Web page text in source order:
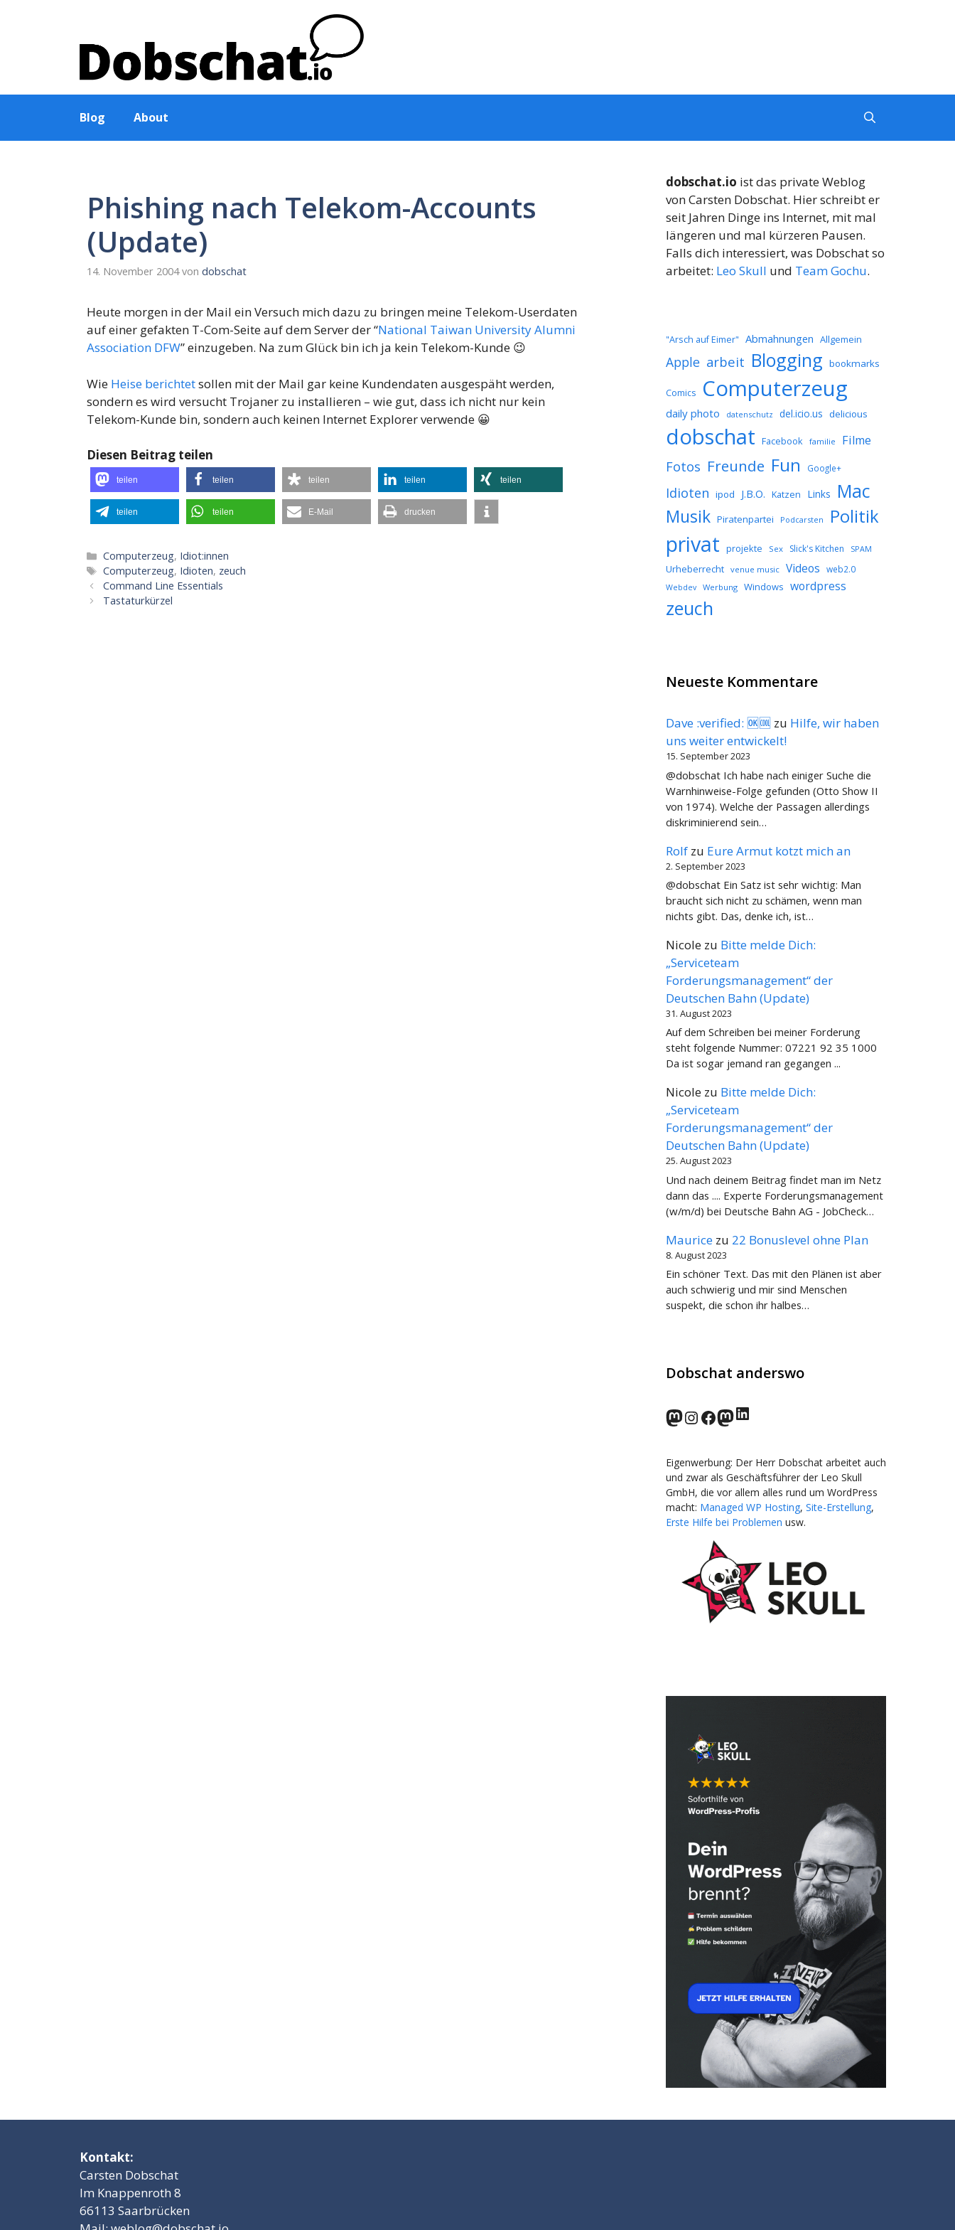
Blog About
Phishing nach Telekom-Accounts
(Update)
14. November 2004 von dobschat
Heute morgen in der Mail ein Versuch mich dazu zu bringen meine Telekom-Userdaten
auf einer gefakten T-Com-Seite auf dem Server der “National Taiwan University Alumni
Association DFW” einzugeben. Na zum Glück bin ich ja kein Telekom-Kunde 😉
Wie Heise berichtetsollen mit der Mail gar keine Kundendaten ausgespäht werden,
sondern es wird versucht Trojaner zu installieren – wie gut, dass ich nicht nur kein
Telekom-Kunde bin, sondern auch keinen Internet Explorer verwende 😀
Diesen Beitrag teilen
teilen teilen teilen teilen teilen
teilen teilen E-Mail drucken
Kategorien
Computerzeug, Idiot:innen
Schlagwörter
Computerzeug, Idioten, zeuch
Command Line Essentials
Tastaturkürzel
dobschat.io ist das private Weblog
von Carsten Dobschat. Hier schreibt er
seit Jahren Dinge ins Internet, mit mal
längeren und mal kürzeren Pausen.
Falls dich interessiert, was Dobschat so
arbeitet: Leo Skull und Team Gochu.
"Arsch auf Eimer" Abmahnungen Allgemein
Apple arbeit Blogging bookmarks
Comics Computerzeug
daily photo datenschutz del.icio.us delicious
dobschat Facebook familie Filme
Fotos Freunde Fun Google+
Idioten ipod J.B.O. Katzen Links Mac
Musik Piratenpartei Podcarsten Politik
privat projekte Sex Slick's Kitchen SPAM
Urheberrecht venue music Videos web2.0
Webdev Werbung Windows wordpress
zeuch
Neueste Kommentare
Dave :verified: 🆗🆒 zu Hilfe, wir haben
uns weiter entwickelt!
15. September 2023
@dobschat Ich habe nach einiger Suche die
Warnhinweise-Folge gefunden (Otto Show II
von 1974). Welche der Passagen allerdings
diskriminierend sein…
Rolf zu Eure Armut kotzt mich an
2. September 2023
@dobschat Ein Satz ist sehr wichtig: Man
braucht sich nicht zu schämen, wenn man
nichts gibt. Das, denke ich, ist…
Nicole zu Bitte melde Dich:
„Serviceteam
Forderungsmanagement“ der
Deutschen Bahn (Update)
31. August 2023
Auf dem Schreiben bei meiner Forderung
steht folgende Nummer: 07221 92 35 1000
Da ist sogar jemand ran gegangen ...
Nicole zu Bitte melde Dich:
„Serviceteam
Forderungsmanagement“ der
Deutschen Bahn (Update)
25. August 2023
Und nach deinem Beitrag findet man im Netz
dann das .... Experte Forderungsmanagement
(w/m/d) bei Deutsche Bahn AG - JobCheck…
Maurice zu 22 Bonuslevel ohne Plan
8. August 2023
Ein schöner Text. Das mit den Plänen ist aber
auch schwierig und mir sind Menschen
suspekt, die schon ihr halbes…
Dobschat anderswo
norden.social
Instagram
Facebook
wp-punks.social
LinkedIn
Eigenwerbung: Der Herr Dobschat arbeitet auch
und zwar als Geschäftsführer der Leo Skull
GmbH, die vor allem alles rund um WordPress
macht: Managed WP Hosting, Site-Erstellung,
Erste Hilfe bei Problemen usw.
Kontakt:
Carsten Dobschat
Im Knappenroth 8
66113 Saarbrücken